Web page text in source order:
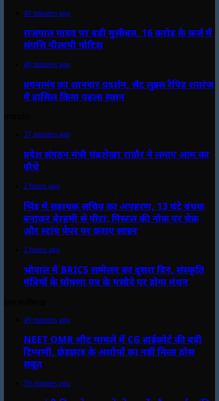
40 minutes ago
राजपाल यादव पर बढ़ी मुसीबत, 16 करोड़ के कर्ज में
संपत्ति नीलामी नोटिस
40 minutes ago
प्रगनानंद का शानदार प्रदर्शन, सेंट लुइस रैपिड शतरंज
में हासिल किया पहला स्थान
37 minutes ago
प्रदेश संगठन मंत्री चंद्रशेखर राठौर ने लगाए आम का
पौधे
2 hours ago
भिंड में सहायक सचिव का अपहरण, 13 घंटे बंधक
बनाकर बेरहमी से पीटा; पिस्टल की नोक पर चेक
और स्टांप पेपर पर कराए साइन
2 hours ago
भोपाल में BRICS सम्मेलन का दूसरा दिन, संस्कृति
मंत्रियों के घोषणा पत्र के मसौदे पर होगा मंथन
49 minutes ago
NEET OMR शीट मामले में CG हाईकोर्ट की बड़ी
टिप्पणी, छेड़छाड़ के आरोपों का नहीं मिला ठोस
सबूत
59 minutes ago